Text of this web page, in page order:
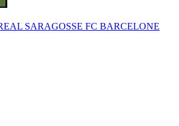
SARAGOSSE FC BARCELONE